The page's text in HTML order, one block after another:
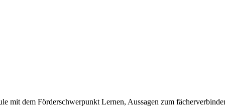
mit dem Förderschwerpunkt Lernen, Aussagen zum